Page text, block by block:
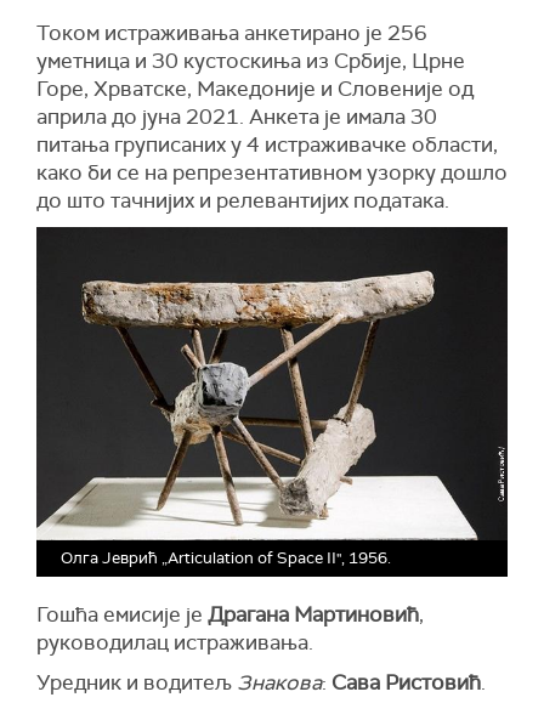
Током истраживања анкетирано је 256
уметница и 30 кустоскиња из Србије, Црне
Горе, Хрватске, Македоније и Словеније од
априла до јуна 2021. Анкета је имала 30
питања груписаних у 4 истраживачке области,
како би се на репрезентативном узорку дошло
до што тачнијих и релевантијих података.
Олга Јеврић „Articulation of Space II'', 1956.
Гошћа емисије је Драгана Мартиновић,
руководилац истраживања.
Уредник и водитељ Знакова: Сава Ристовић.